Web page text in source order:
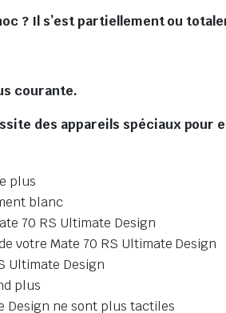
? Il s’est partiellement ou
courante.
des appareils spéciaux pour
plus
blanc
70 RS Ultimate Design
votre Mate 70 RS Ultimate Design
Ultimate Design
plus
Design ne sont plus tactiles